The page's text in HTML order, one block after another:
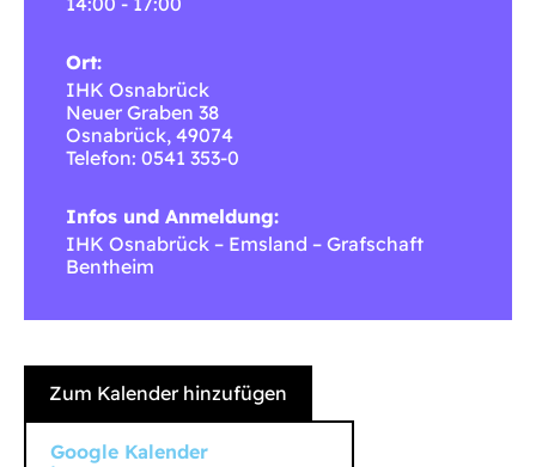
Ort:
IHK Osnabrück
Neuer Graben 38
Osnabrück, 49074
Telefon: 0541 353-0
Infos und Anmeldung:
IHK Osnabrück – Emsland – Grafschaft
Bentheim
Zum Kalender hinzufügen
Google Kalender